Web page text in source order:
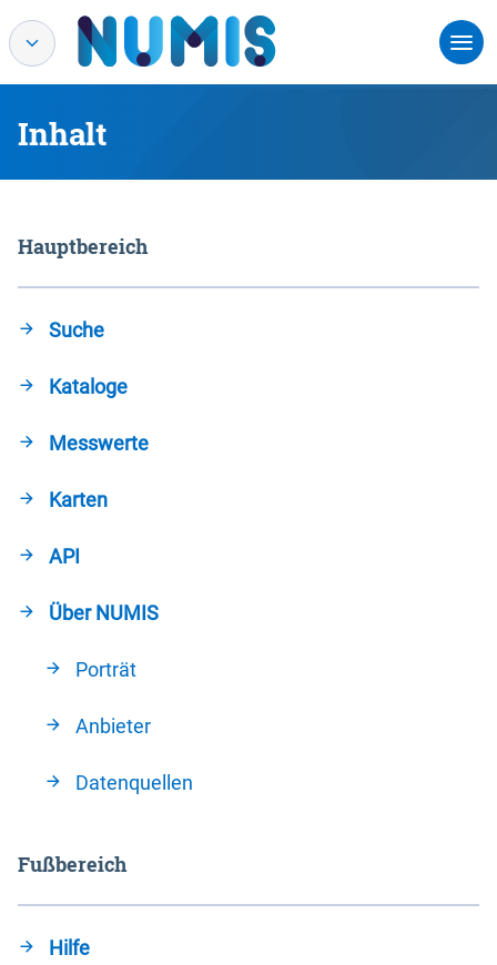
Inhalt
Hauptbereich
Suche
Kataloge
Messwerte
Karten
API
Über NUMIS
Porträt
Anbieter
Datenquellen
Fußbereich
Hilfe